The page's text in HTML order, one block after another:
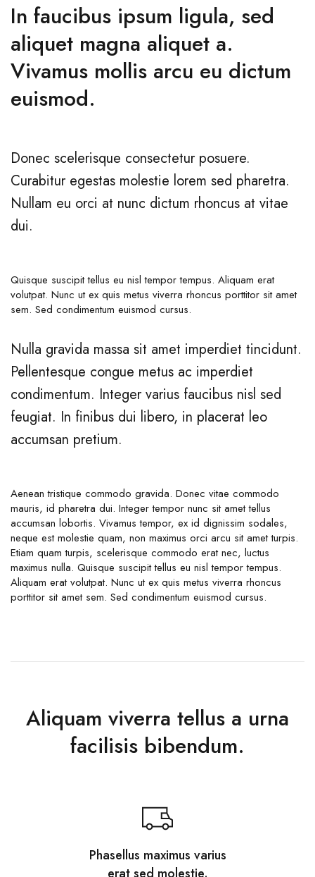
In faucibus ipsum ligula, sed
aliquet magna aliquet a.
Vivamus mollis arcu eu dictum
euismod.
Donec scelerisque consectetur posuere.
Curabitur egestas molestie lorem sed pharetra.
Nullam eu orci at nunc dictum rhoncus at vitae
dui.
Quisque suscipit tellus eu nisl tempor tempus. Aliquam erat
volutpat. Nunc ut ex quis metus viverra rhoncus porttitor sit amet
sem. Sed condimentum euismod cursus.
Nulla gravida massa sit amet imperdiet tincidunt.
Pellentesque congue metus ac imperdiet
condimentum. Integer varius faucibus nisl sed
feugiat. In finibus dui libero, in placerat leo
accumsan pretium.
Aenean tristique commodo gravida. Donec vitae commodo
mauris, id pharetra dui. Integer tempor nunc sit amet tellus
accumsan lobortis. Vivamus tempor, ex id dignissim sodales,
neque est molestie quam, non maximus orci arcu sit amet turpis.
Etiam quam turpis, scelerisque commodo erat nec, luctus
maximus nulla. Quisque suscipit tellus eu nisl tempor tempus.
Aliquam erat volutpat. Nunc ut ex quis metus viverra rhoncus
porttitor sit amet sem. Sed condimentum euismod cursus.
Aliquam viverra tellus a urna
facilisis bibendum.
Phasellus maximus varius